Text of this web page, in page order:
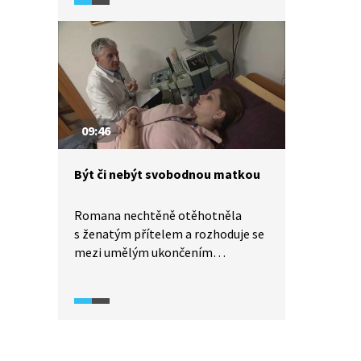
dohnala k rozchodu s rodinou
a životu na ulici. Jiný pohled
na Lucčino chování i na vztah
s drogově závislou dcerou mají
rodiče. Ukázka je z pořadu Lucka –
život a jak ho žít.
09:46
Být či nebýt svobodnou matkou
Romana nechtěně otěhotněla
s ženatým přítelem a rozhoduje se
mezi umělým ukončením
i Ivana, která se rozhodla